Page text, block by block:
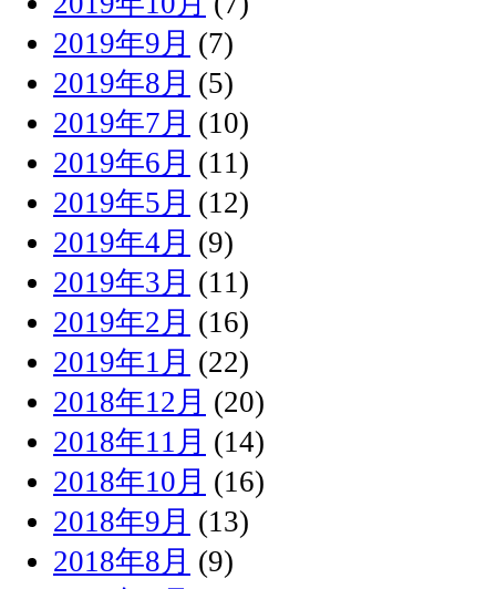
2019年9月 (7)
2019年8月 (5)
2019年7月 (10)
2019年6月 (11)
2019年5月 (12)
2019年4月 (9)
2019年3月 (11)
2019年2月 (16)
2019年1月 (22)
2018年12月 (20)
2018年11月 (14)
2018年10月 (16)
2018年9月 (13)
2018年8月 (9)